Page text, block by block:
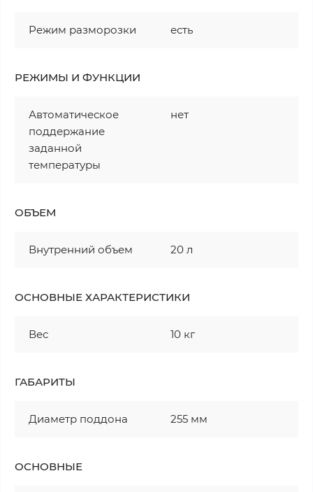
Режим разморозки есть
РЕЖИМЫ И ФУНКЦИИ
Автоматическое
поддержание
заданной
температуры
нет
ОБЪЕМ
Внутренний объем 20 л
ОСНОВНЫЕ ХАРАКТЕРИСТИКИ
Вес 10 кг
ГАБАРИТЫ
Диаметр поддона 255 мм
ОСНОВНЫЕ